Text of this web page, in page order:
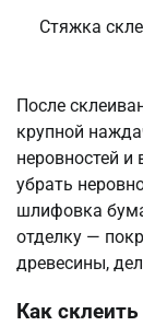
Стяжка
После
крупной
неровностей
убрать
шлифовка
отделку —
древесины,
Как